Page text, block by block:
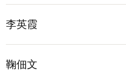
李英霞
鞠佃文